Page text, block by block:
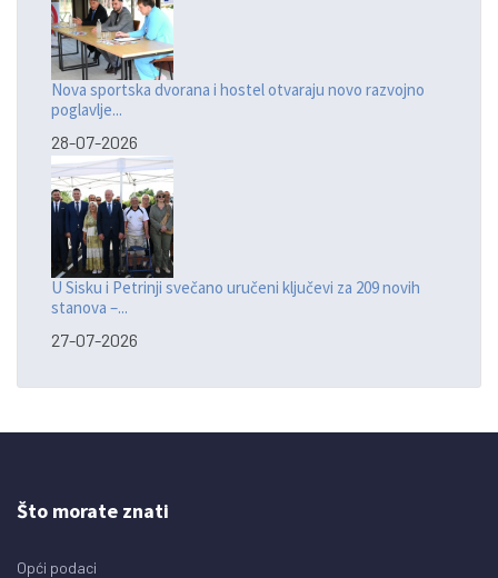
Nova sportska dvorana i hostel otvaraju novo razvojno
poglavlje...
28-07-2026
U Sisku i Petrinji svečano uručeni ključevi za 209 novih
stanova –...
27-07-2026
Što morate znati
Opći podaci